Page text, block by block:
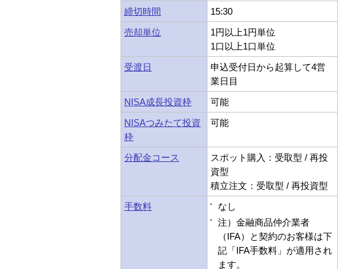
締切時間
15:30
売却単位
1円以上1円単位
1口以上1口単位
受渡日
申込受付日から起算して4営
業日目
NISA成長投資枠
可能
NISAつみたて投資
枠
可能
分配金コース
スポット購入：受取型 / 再投
資型
積立注文：受取型 / 再投資型
手数料
なし
注）金融商品仲介業者
（IFA）と契約のお客様は下
記「IFA手数料」が適用され
ます。